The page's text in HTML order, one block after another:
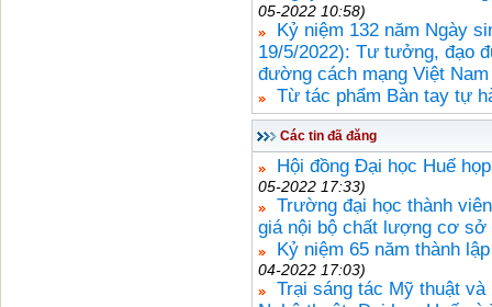
05-2022 10:58)
Kỷ niệm 132 năm Ngày
19/5/2022): Tư tưởng, đạo
đường cách mạng Việt Nam
Từ tác phẩm Bàn tay tự
Các tin đã đăng
Hội đồng Đại học Huế
05-2022 17:33)
Trường đại học thành
giá nội bộ chất lượng cơ sở
Kỷ niệm 65 năm thành
04-2022 17:03)
Trại sáng tác Mỹ thuật